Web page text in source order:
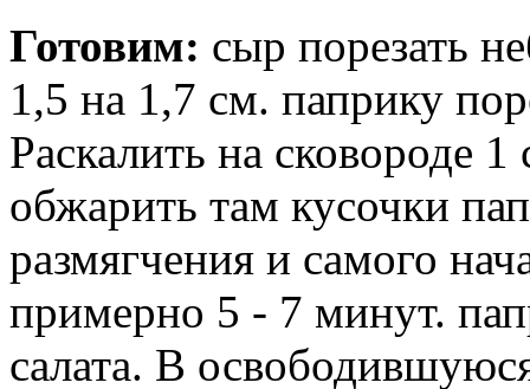
Готовим: сыр порезать
1,5 на 1,7 см. паприку
Раскалить на сковороде 1
обжарить там кусочки
размягчения и самого
примерно 5 - 7 минут.
салата. В